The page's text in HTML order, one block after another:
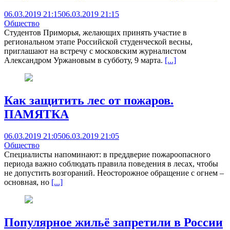
06.03.2019 21:1506.03.2019 21:15
Общество
Студентов Приморья, желающих принять участие в
региональном этапе Российской студенческой весны,
приглашают на встречу с московским журналистом
Александром Уржановым в субботу, 9 марта. [...]
Как защитить лес от пожаров.
ПАМЯТКА
06.03.2019 21:0506.03.2019 21:05
Общество
Специалисты напоминают: в преддверие пожароопасного
периода важно соблюдать правила поведения в лесах, чтобы
не допустить возгораний. Неосторожное обращение с огнем –
основная, но [...]
Популярное жильё запретили в России